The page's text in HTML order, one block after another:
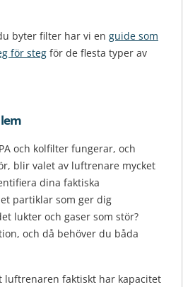
byter filter har vi en guide som
för steg för de flesta typer av
och kolfilter fungerar, och
blir valet av luftrenare mycket
dina faktiska
partiklar som ger dig
lukter och gaser som stör?
och då behöver du båda
luftrenaren faktiskt har kapacitet